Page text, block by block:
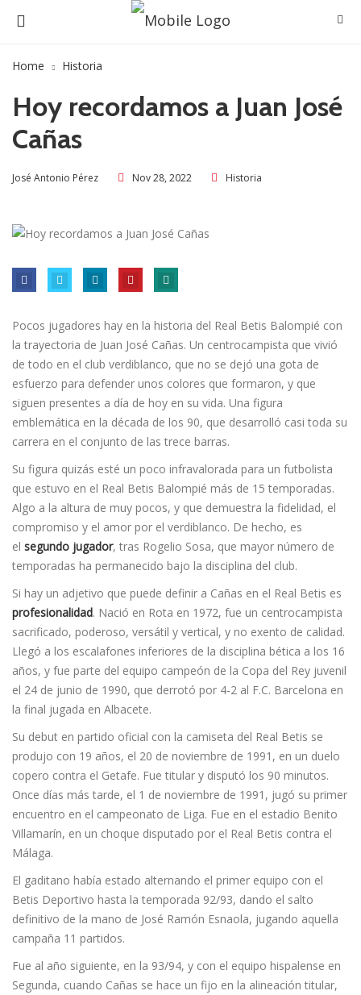
Home Historia
Hoy recordamos a Juan José
Cañas
José Antonio Pérez Nov 28, 2022 Historia
Pocos jugadores hay en la historia del Real Betis Balompié con
la trayectoria de Juan José Cañas. Un centrocampista que vivió
de todo en el club verdiblanco, que no se dejó una gota de
esfuerzo para defender unos colores que formaron, y que
siguen presentes a día de hoy en su vida. Una figura
emblemática en la década de los 90, que desarrolló casi toda su
carrera en el conjunto de las trece barras.
Su figura quizás esté un poco infravalorada para un futbolista
que estuvo en el Real Betis Balompié más de 15 temporadas.
Algo a la altura de muy pocos, y que demuestra la fidelidad, el
compromiso y el amor por el verdiblanco. De hecho, es
el segundo jugador, tras Rogelio Sosa, que mayor número de
temporadas ha permanecido bajo la disciplina del club.
Si hay un adjetivo que puede definir a Cañas en el Real Betis es
profesionalidad. Nació en Rota en 1972, fue un centrocampista
sacrificado, poderoso, versátil y vertical, y no exento de calidad.
Llegó a los escalafones inferiores de la disciplina bética a los 16
años, y fue parte del equipo campeón de la Copa del Rey juvenil
el 24 de junio de 1990, que derrotó por 4-2 al F.C. Barcelona en
la final jugada en Albacete.
Su debut en partido oficial con la camiseta del Real Betis se
produjo con 19 años, el 20 de noviembre de 1991, en un duelo
copero contra el Getafe. Fue titular y disputó los 90 minutos.
Once días más tarde, el 1 de noviembre de 1991, jugó su primer
encuentro en el campeonato de Liga. Fue en el estadio Benito
Villamarín, en un choque disputado por el Real Betis contra el
Málaga.
El gaditano había estado alternando el primer equipo con el
Betis Deportivo hasta la temporada 92/93, dando el salto
definitivo de la mano de José Ramón Esnaola, jugando aquella
campaña 11 partidos.
Fue al año siguiente, en la 93/94, y con el equipo hispalense en
Segunda, cuando Cañas se hace un fijo en la alineación titular,